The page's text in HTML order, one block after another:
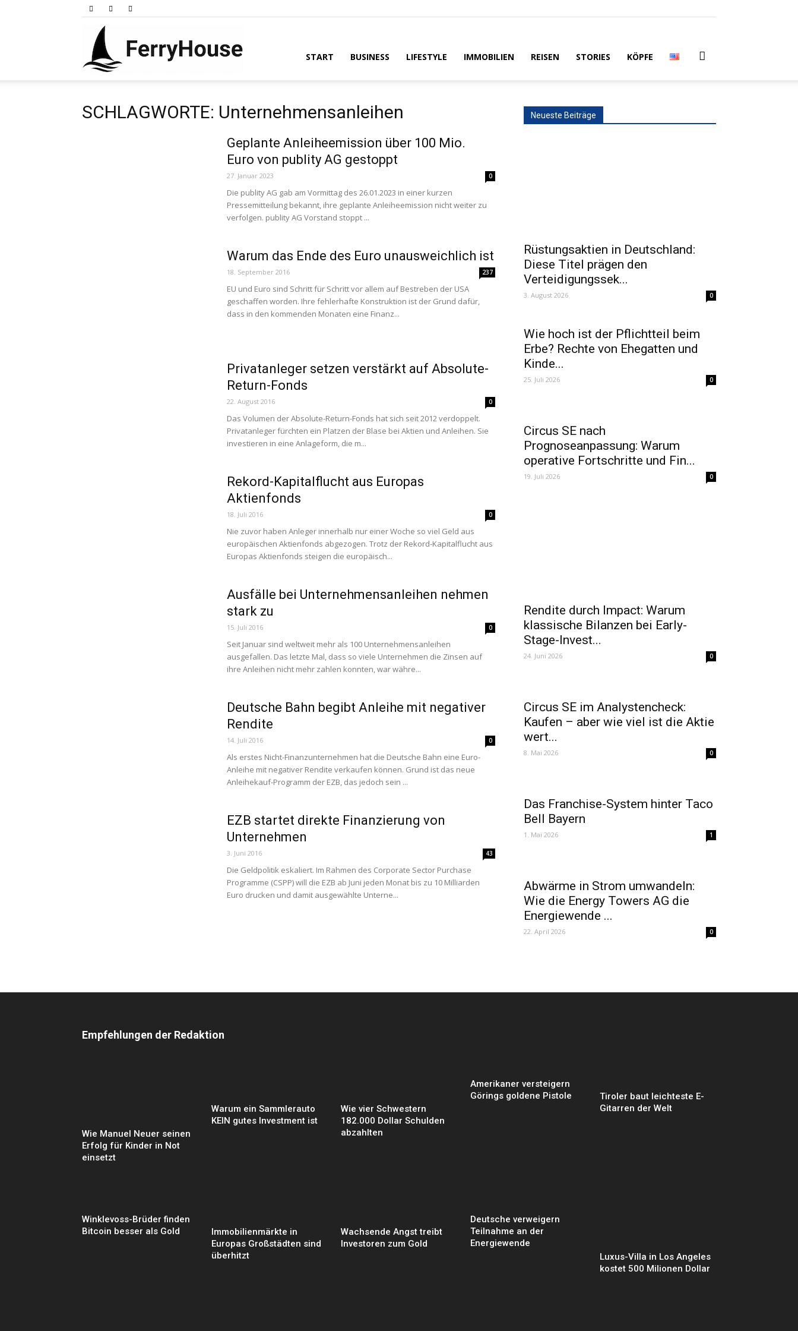
START BUSINESS LIFESTYLE IMMOBILIEN REISEN STORIES KÖPFE
SCHLAGWORTE: Unternehmensanleihen
Geplante Anleiheemission über 100 Mio.
Euro von publity AG gestoppt
27. Januar 2023 0
Die publity AG gab am Vormittag des 26.01.2023 in einer kurzen
Pressemitteilung bekannt, ihre geplante Anleiheemission nicht weiter zu
verfolgen. publity AG Vorstand stoppt ...
Warum das Ende des Euro unausweichlich ist
18. September 2016 237
EU und Euro sind Schritt für Schritt vor allem auf Bestreben der USA
geschaffen worden. Ihre fehlerhafte Konstruktion ist der Grund dafür,
dass in den kommenden Monaten eine Finanz...
Privatanleger setzen verstärkt auf Absolute-
Return-Fonds
22. August 2016 0
Das Volumen der Absolute-Return-Fonds hat sich seit 2012 verdoppelt.
Privatanleger fürchten ein Platzen der Blase bei Aktien und Anleihen. Sie
investieren in eine Anlageform, die m...
Rekord-Kapitalflucht aus Europas
Aktienfonds
18. Juli 2016 0
Nie zuvor haben Anleger innerhalb nur einer Woche so viel Geld aus
europäischen Aktienfonds abgezogen. Trotz der Rekord-Kapitalflucht aus
Europas Aktienfonds steigen die europäisch...
Ausfälle bei Unternehmensanleihen nehmen
stark zu
15. Juli 2016 0
Seit Januar sind weltweit mehr als 100 Unternehmensanleihen
ausgefallen. Das letzte Mal, dass so viele Unternehmen die Zinsen auf
ihre Anleihen nicht mehr zahlen konnten, war währe...
Deutsche Bahn begibt Anleihe mit negativer
Rendite
14. Juli 2016 0
Als erstes Nicht-Finanzunternehmen hat die Deutsche Bahn eine Euro-
Anleihe mit negativer Rendite verkaufen können. Grund ist das neue
Anleihekauf-Programm der EZB, das jedoch sein ...
EZB startet direkte Finanzierung von
Unternehmen
3. Juni 2016 43
Die Geldpolitik eskaliert. Im Rahmen des Corporate Sector Purchase
Programme (CSPP) will die EZB ab Juni jeden Monat bis zu 10 Milliarden
Euro drucken und damit ausgewählte Unterne...
Neueste Beiträge
Rüstungsaktien in Deutschland:
Diese Titel prägen den
Verteidigungssek...
3. August 2026 0
Wie hoch ist der Pflichtteil beim
Erbe? Rechte von Ehegatten und
Kinde...
25. Juli 2026 0
Circus SE nach
Prognoseanpassung: Warum
operative Fortschritte und Fin...
19. Juli 2026 0
Rendite durch Impact: Warum
klassische Bilanzen bei Early-
Stage-Invest...
24. Juni 2026 0
Circus SE im Analystencheck:
Kaufen – aber wie viel ist die Aktie
wert...
8. Mai 2026 0
Das Franchise-System hinter Taco
Bell Bayern
1. Mai 2026 1
Abwärme in Strom umwandeln:
Wie die Energy Towers AG die
Energiewende ...
22. April 2026 0
Empfehlungen der Redaktion
Wie Manuel Neuer seinen
Erfolg für Kinder in Not
einsetzt
Warum ein Sammlerauto
KEIN gutes Investment ist
Wie vier Schwestern
182.000 Dollar Schulden
abzahlten
Amerikaner versteigern
Görings goldene Pistole
Tiroler baut leichteste E-
Gitarren der Welt
Winklevoss-Brüder finden
Bitcoin besser als Gold
Immobilienmärkte in
Europas Großstädten sind
überhitzt
Wachsende Angst treibt
Investoren zum Gold
Deutsche verweigern
Teilnahme an der
Energiewende
Luxus-Villa in Los Angeles
kostet 500 Milionen Dollar